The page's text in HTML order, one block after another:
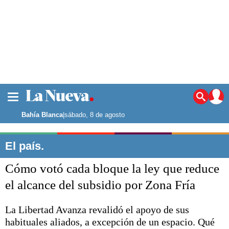
Noticias
La ciudad
Punta Alta
El mundo
Seguridad
Opinión
Deportes
Escenario Olímpico
Liga del Sur
Bahía Blanca|sábado, 8 de agosto
El país.
Cómo votó cada bloque la ley que reduce
el alcance del subsidio por Zona Fría
La Libertad Avanza revalidó el apoyo de sus
habituales aliados, a excepción de un espacio. Qué